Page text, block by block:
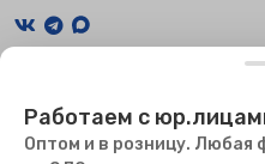
Мы получаем и обрабатываем
политикой. Если вы не даете
персональных данных, вам
Работаем с
Оптом и в розницу. Любая